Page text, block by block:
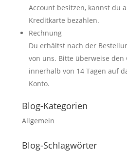
Account besitzen, kannst du
Kreditkarte bezahlen.
Rechnung
Du erhältst nach der
von uns. Bitte überweise den
innerhalb von 14 Tagen auf
Konto.
Blog-Kategorien
Allgemein
Blog-Schlagwörter